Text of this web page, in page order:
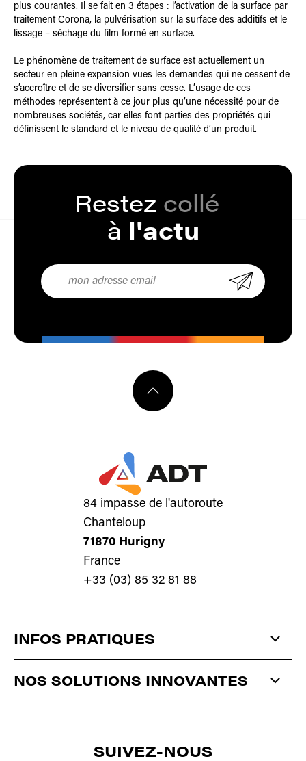
plus courantes. Il se fait en 3 étapes : l’activation de la surface par
traitement Corona, la pulvérisation sur la surface des additifs et le
lissage – séchage du film formé en surface.
Le phénomène de traitement de surface est actuellement un
secteur en pleine expansion vues les demandes qui ne cessent de
s’accroître et de se diversifier sans cesse. L’usage de ces
méthodes représentent à ce jour plus qu’une nécessité pour de
nombreuses sociétés, car elles font parties des propriétés qui
définissent le standard et le niveau de qualité d’un produit.
Restez encré
à l'actu
84 impasse de l'autoroute
Chanteloup
71870 Hurigny
France
+33 (03) 85 32 81 88
INFOS PRATIQUES
QUI SOMMES-NOUS ?
ACTUALITÉS
NOS SOLUTIONS INNOVANTES
PLASMA/PULVÉRISATION SÉCHAGE
SUIVEZ-NOUS